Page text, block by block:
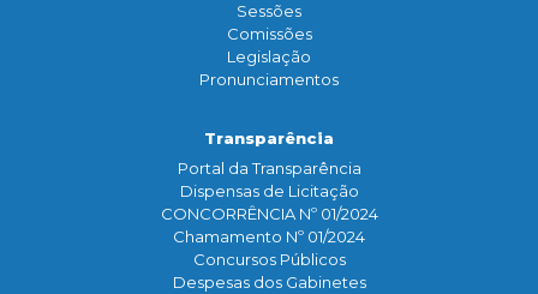
Sessões
Comissões
Legislação
Pronunciamentos
Transparência
Portal da Transparência
Dispensas de Licitação
CONCORRÊNCIA Nº 01/2024
Chamamento Nº 01/2024
Concursos Públicos
Despesas dos Gabinetes